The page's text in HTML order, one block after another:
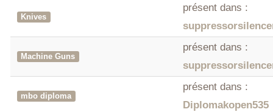
Knives
présent dans :
Machine Guns
présent dans :
mbo diploma
présent dans :
Diplomakopen535